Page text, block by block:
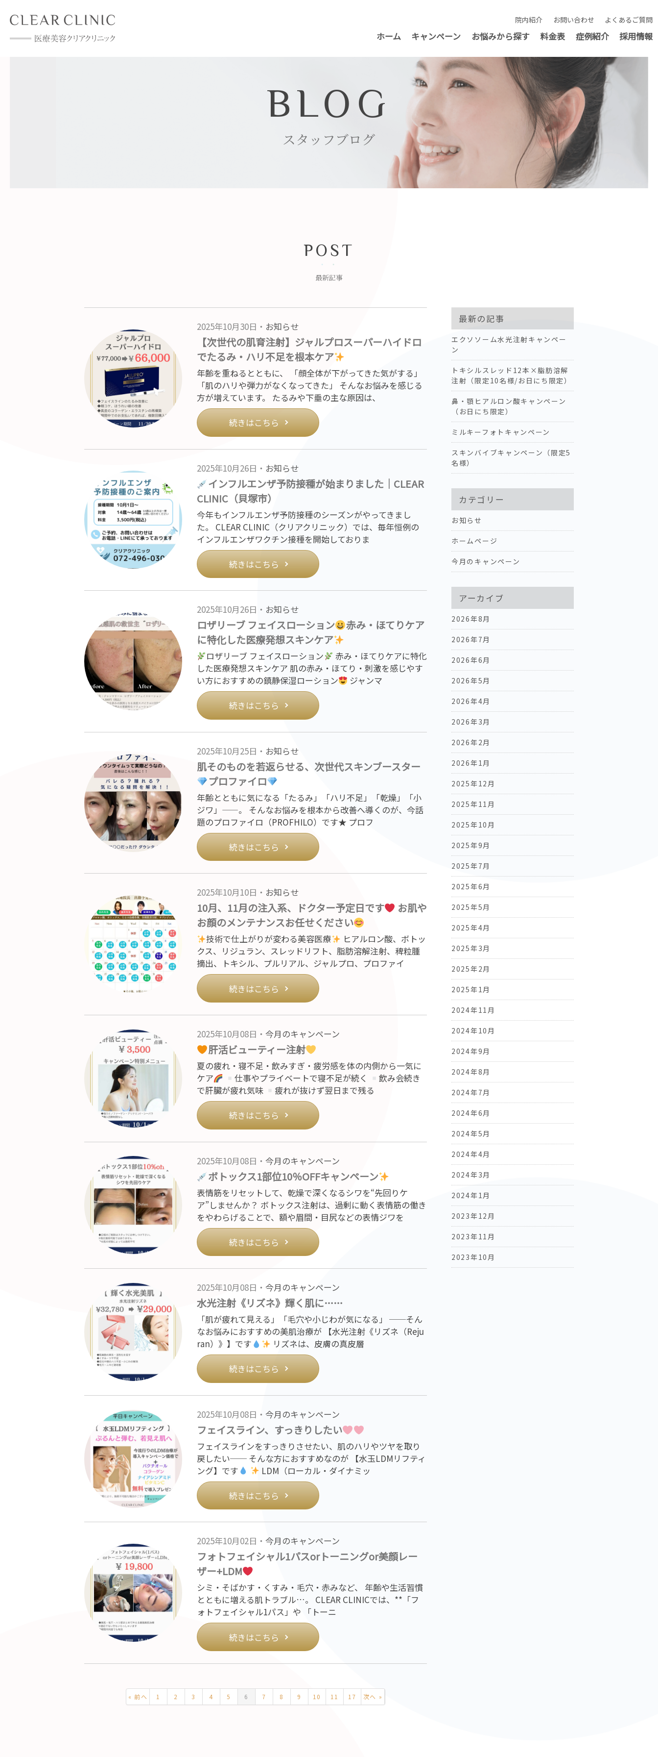
院内紹介 お問い合わせ よくあるご質問
ホーム キャンペーン お悩みから探す 料金表 症例紹介 採用情報
BLOG
スタッフブログ
POST
最新記事
2025年10月30日・ お知らせ
【次世代の肌育注射】ジャルプロスーパーハイドロ
でたるみ・ハリ不足を根本ケア
年齢を重ねるとともに、 「顔全体が下がってきた気がする」
「肌のハリや弾力がなくなってきた」 そんなお悩みを感じる
方が増えています。 たるみや下垂の主な原因は、
続きはこちら
2025年10月26日・ お知らせ
インフルエンザ予防接種が始まりました｜CLEAR
CLINIC（貝塚市）
今年もインフルエンザ予防接種のシーズンがやってきまし
た。 CLEAR CLINIC（クリアクリニック）では、毎年恒例の
インフルエンザワクチン接種を開始しておりま
続きはこちら
2025年10月26日・ お知らせ
ロザリーブ フェイスローション
赤み・ほてりケア
に特化した医療発想スキンケア
ロザリーブ フェイスローション
赤み・ほてりケアに特化
した医療発想スキンケア 肌の赤み・ほてり・刺激を感じやす
い方におすすめの鎮静保湿ローション
ジャンマ
続きはこちら
2025年10月25日・ お知らせ
肌そのものを若返らせる、次世代スキンブースター
プロファイロ
年齢とともに気になる「たるみ」「ハリ不足」「乾燥」「小
ジワ」——。 そんなお悩みを根本から改善へ導くのが、今話
題のプロファイロ（PROFHILO）です★ プロフ
続きはこちら
2025年10月10日・ お知らせ
10月、11月の注入系、ドクター予定日です
お肌や
お顔のメンテナンスお任せください
技術で仕上がりが変わる美容医療
ヒアルロン酸、ボトッ
クス、リジュラン、スレッドリフト、脂肪溶解注射、稗粒腫
摘出、トキシル、プルリアル、ジャルプロ、プロファイ
続きはこちら
2025年10月08日・ 今月のキャンペーン
肝活ビューティー注射
夏の疲れ・寝不足・飲みすぎ・疲労感を体の内側から一気に
ケア
仕事やプライベートで寝不足が続く
飲み会続き
で肝臓が疲れ気味
疲れが抜けず翌日まで残る
続きはこちら
2025年10月08日・ 今月のキャンペーン
ボトックス1部位10％OFFキャンペーン
表情筋をリセットして、乾燥で深くなるシワを“先回りケ
ア”しませんか？ ボトックス注射は、過剰に動く表情筋の働き
をやわらげることで、額や眉間・目尻などの表情ジワを
続きはこちら
2025年10月08日・ 今月のキャンペーン
水光注射《リズネ》輝く肌に……
「肌が疲れて見える」「毛穴や小じわが気になる」 ──そん
なお悩みにおすすめの美肌治療が 【水光注射《リズネ（Reju
ran）》】です
リズネは、皮膚の真皮層
続きはこちら
2025年10月08日・ 今月のキャンペーン
フェイスライン、すっきりしたい
フェイスラインをすっきりさせたい、肌のハリやツヤを取り
戻したい── そんな方におすすめなのが 【水玉LDMリフティ
ング】です
LDM（ローカル・ダイナミッ
続きはこちら
2025年10月02日・ 今月のキャンペーン
フォトフェイシャル1パスorトーニングor美顔レー
ザー+LDM
シミ・そばかす・くすみ・毛穴・赤みなど、 年齢や生活習慣
とともに増える肌トラブル…。 CLEAR CLINICでは、**「フ
ォトフェイシャル1パス」や 「トーニ
続きはこちら
« 前へ 1 2 3 4 5 6 7 8 9 10 11 17 次へ »
最新の記事
エクソソーム水光注射キャンペー
ン
トキシルスレッド12本×脂肪溶解
注射（限定10名様/お日にち限定）
鼻・顎ヒアルロン酸キャンペーン
（お日にち限定）
ミルキーフォトキャンペーン
スキンバイブキャンペーン（限定5
名様）
カテゴリー
お知らせ
ホームページ
今月のキャンペーン
アーカイブ
2026年8月
2026年7月
2026年6月
2026年5月
2026年4月
2026年3月
2026年2月
2026年1月
2025年12月
2025年11月
2025年10月
2025年9月
2025年7月
2025年6月
2025年5月
2025年4月
2025年3月
2025年2月
2025年1月
2024年11月
2024年10月
2024年9月
2024年8月
2024年7月
2024年6月
2024年5月
2024年4月
2024年3月
2024年1月
2023年12月
2023年11月
2023年10月